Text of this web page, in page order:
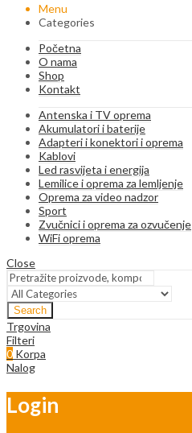
Menu
Categories
Početna
O nama
Shop
Kontakt
Antenska i TV oprema
Akumulatori i baterije
Adapteri i konektori i oprema
Kablovi
Led rasvijeta i energija
Lemilice i oprema za lemljenje
Oprema za video nadzor
Sport
Zvučnici i oprema za ozvučenje
WiFi oprema
Close
Search
Trgovina
Filteri
0 Korpa
Nalog
Login